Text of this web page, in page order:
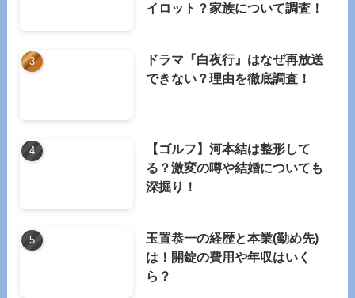
イロット？家族について調査！
ドラマ『白夜行』はなぜ再放送
できない？理由を徹底調査！
【ゴルフ】河本結は整形して
る？激変の噂や結婚についても
深掘り！
玉置恭一の経歴と本業(勤め先)
は！開錠の費用や年収はいく
ら？